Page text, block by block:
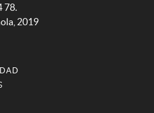
78.
2019